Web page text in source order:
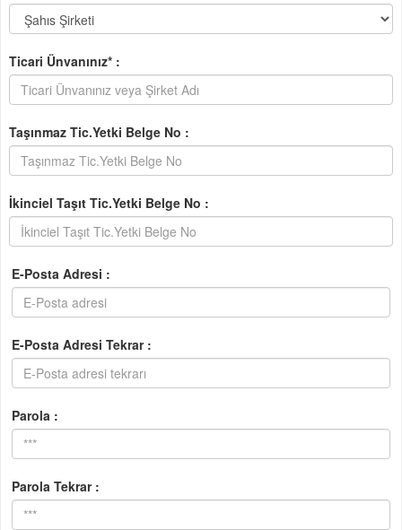
Ticari Ünvanınız* :
Taşınmaz Tic.Yetki Belge No :
İkinciel Taşıt Tic.Yetki Belge No :
E-Posta Adresi :
E-Posta Adresi Tekrar :
Parola :
Parola Tekrar :